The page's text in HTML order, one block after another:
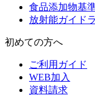
食品添加物基
放射能ガイド
初めての方へ
ご利用ガイド
WEB加入
資料請求